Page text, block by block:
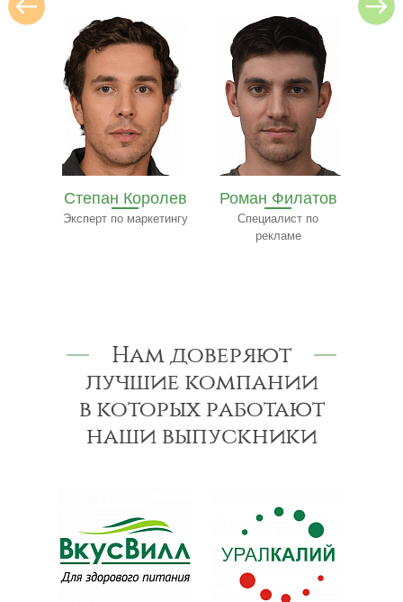
Роман Филатов
Специалист по
Павел
Трофимов
Эксперт-консультант
Нам доверяют
лучшие компании
в которых работают
наши выпускники